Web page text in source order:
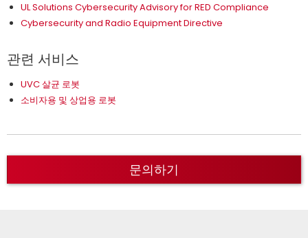
UL Solutions Cybersecurity Advisory for RED Compliance
Cybersecurity and Radio Equipment Directive
관련 서비스
UVC 살균 로봇
소비자용 및 상업용 로봇
문의하기